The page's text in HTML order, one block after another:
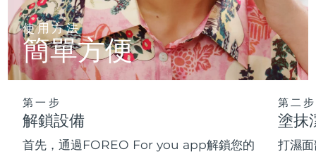
使用方法
簡單方便
第一步
解鎖設備
首先，通過FOREO For you app解鎖您的
第二步
塗抹
打濕